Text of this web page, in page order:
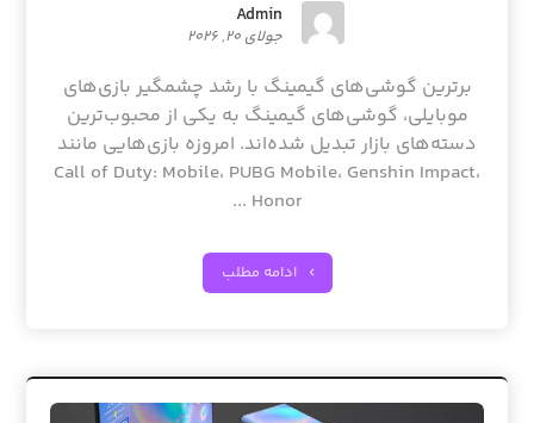
Admin
جولای ۲۰, ۲۰۲۶
برترین گوشی‌های گیمینگ با رشد چشمگیر بازی‌های
موبایلی، گوشی‌های گیمینگ به یکی از محبوب‌ترین
دسته‌های بازار تبدیل شده‌اند. امروزه بازی‌هایی مانند
Call of Duty: Mobile، PUBG Mobile، Genshin Impact،
Honor ...
ادامه مطلب